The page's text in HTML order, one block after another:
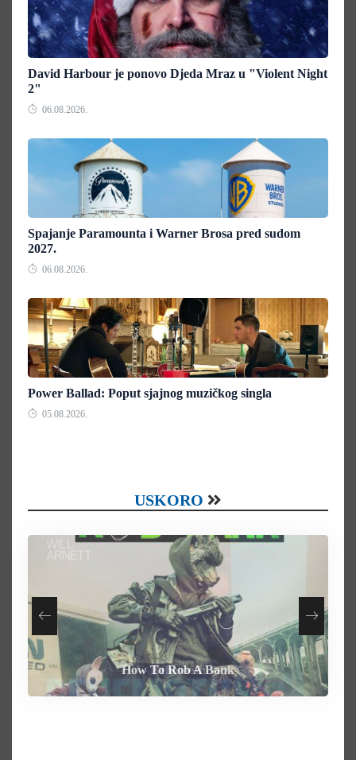
David Harbour je ponovo Djeda Mraz u "Violent Night
2"
06.08.2026.
Spajanje Paramounta i Warner Brosa pred sudom
2027.
06.08.2026.
Power Ballad: Poput sjajnog muzičkog singla
05.08.2026.
USKORO
Heart of the Beast
Behemoth
How To Rob A Bank
By Any Means